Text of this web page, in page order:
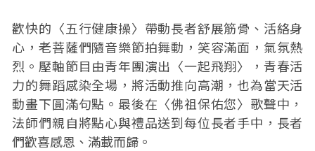
歡快的〈五行健康操〉帶動長者舒展筋骨、活絡身
心，老菩薩們隨音樂節拍舞動，笑容滿面，氣氛熱
烈。壓軸節目由青年團演出〈一起飛翔〉，青春活
力的舞蹈感染全場，將活動推向高潮，也為當天活
動畫下圓滿句點。最後在〈佛祖保佑您〉歌聲中，
法師們親自將點心與禮品送到每位長者手中，長者
們歡喜感恩、滿載而歸。